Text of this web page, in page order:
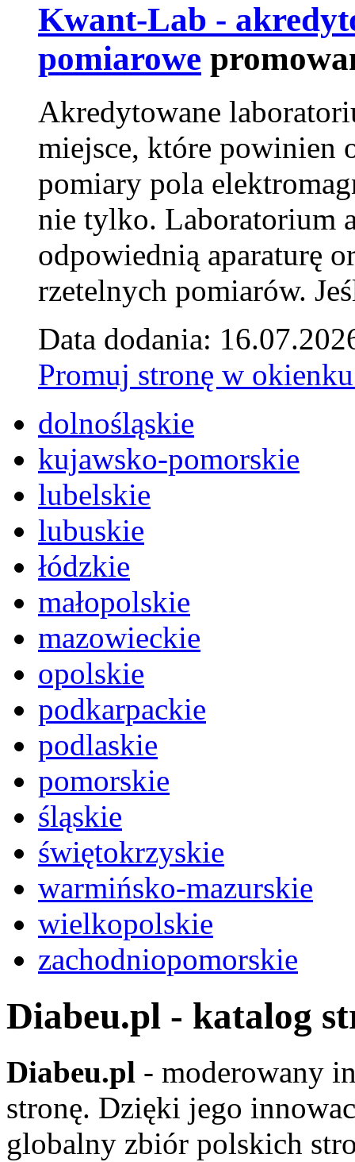
Kwant-Lab -
pomiarowe
Akredytowane
miejsce, które powinien
pomiary pola
nie tylko. Laboratorium
odpowiednią aparaturę
rzetelnych pomiarów.
Data dodania:
Promuj stronę w
dolnośląskie
kujawsko-pomorskie
lubelskie
lubuskie
łódzkie
małopolskie
mazowieckie
opolskie
podkarpackie
podlaskie
pomorskie
śląskie
świętokrzyskie
warmińsko-mazurskie
wielkopolskie
zachodniopomorskie
Diabeu.pl - katalog
Diabeu.pl - moderowany
stronę. Dzięki jego
globalny zbiór polskich